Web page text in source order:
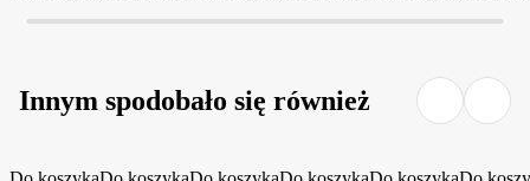
Innym spodobało się również